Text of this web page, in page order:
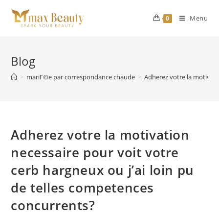
content
0 Menu
Blog
> mariГ©e par correspondance chaude > Adherez votre la
Adherez votre la motivation
necessaire pour voit votre
cerb hargneux ou j’ai loin pu
de telles competences
concurrents?